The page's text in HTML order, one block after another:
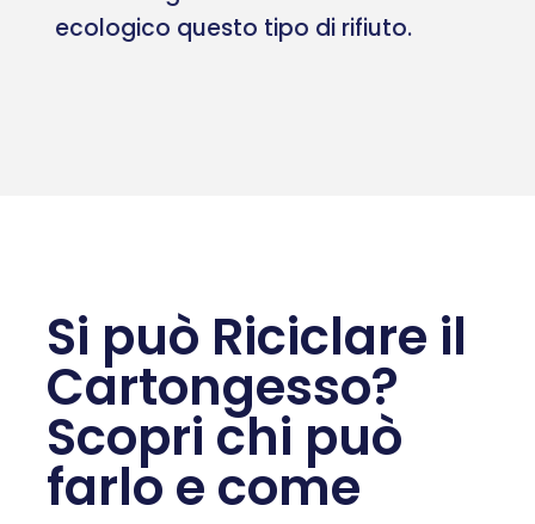
ecologico questo tipo di rifiuto.
Si può Riciclare il
Cartongesso?
Scopri chi può
farlo e come